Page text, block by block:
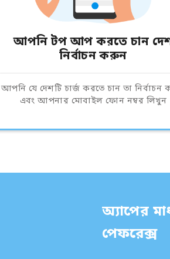
আপনি টপ আপ করতে চান
নির্বাচন করুন
আপনি যে দেশটি চার্জ করতে চান তা
এবং আপনার মোবাইল ফোন নম্বর লিখুন
অ্যাপের
পেফরেক্স